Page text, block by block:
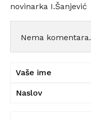
novinarka I.Šanjević
Nema komentara.